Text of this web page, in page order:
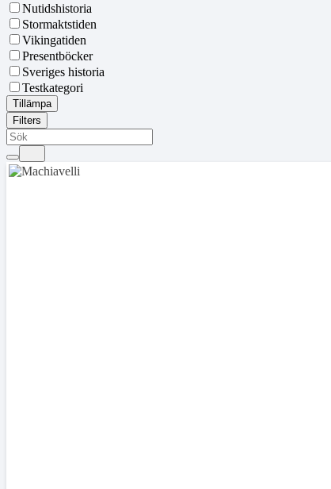
Nutidshistoria
Stormaktstiden
Vikingatiden
Presentböcker
Sveriges historia
Testkategori
Tillämpa
Filters